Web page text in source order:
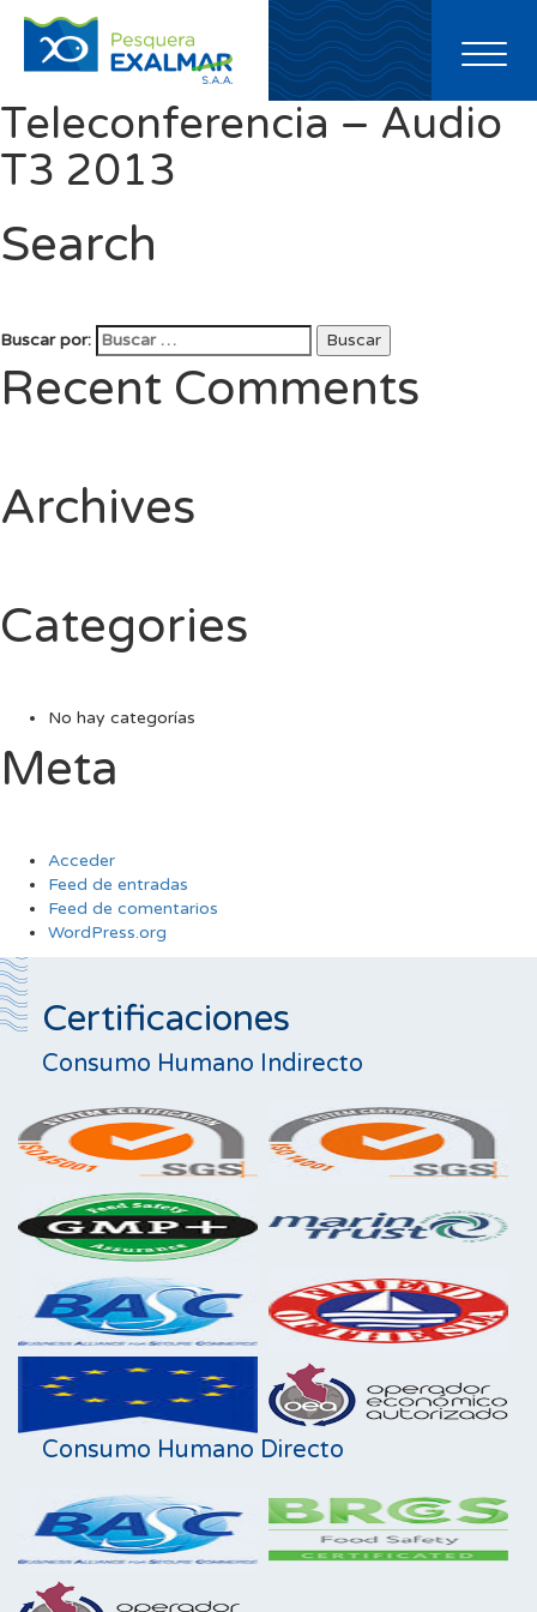
Toggle
Teleconferencia – Audio
T3 2013
Search
Buscar por: Buscar
Recent Comments
Archives
Categories
No hay categorías
Meta
Acceder
Feed de entradas
Feed de comentarios
WordPress.org
Certificaciones
Consumo Humano Indirecto
Consumo Humano Directo